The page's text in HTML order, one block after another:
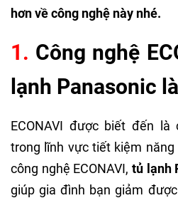
hơn về công nghệ này nhé.
1. Công nghệ
lạnh Panasonic
ECONAVI được biết đến là
trong lĩnh vực tiết kiệm
công nghệ ECONAVI, tủ lạnh
giúp gia đình bạn giảm